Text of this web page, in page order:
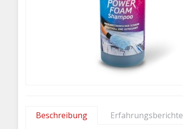
Beschreibung Erfahrungsberichte